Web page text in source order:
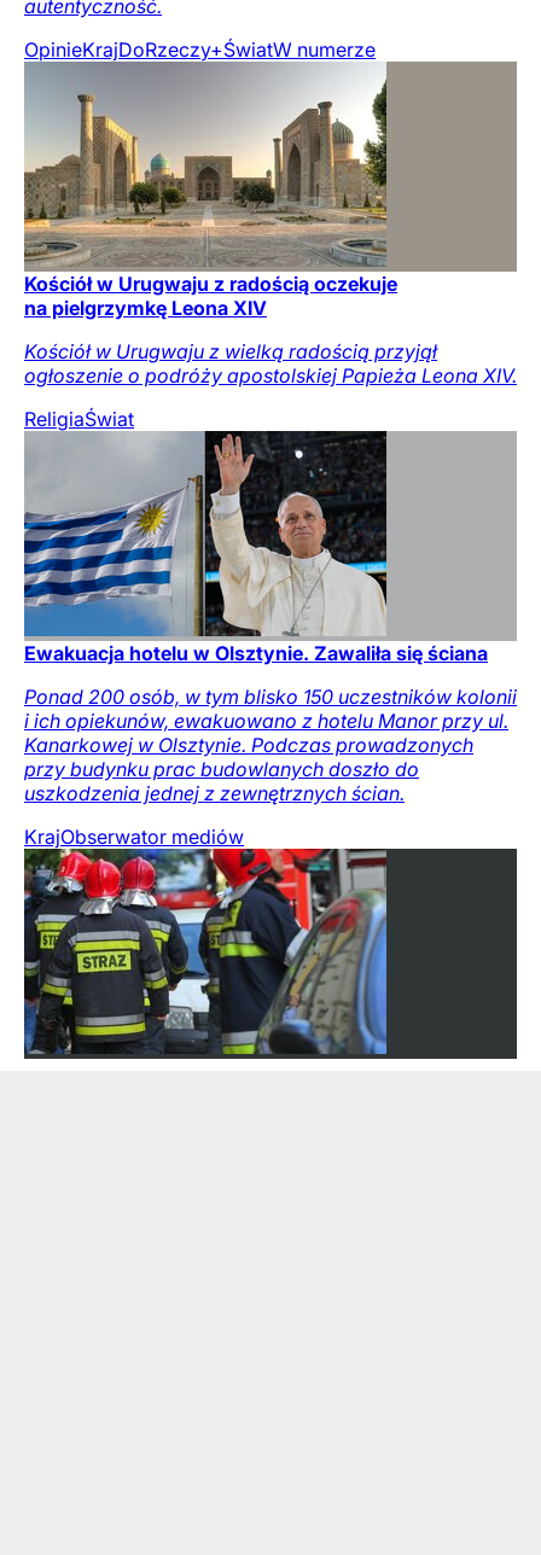
autentyczność.
OpinieKrajDoRzeczy+ŚwiatW numerze
Kościół w Urugwaju z radością oczekuje
na pielgrzymkę Leona XIV
Kościół w Urugwaju z wielką radością przyjął
ogłoszenie o podróży apostolskiej Papieża Leona XIV.
ReligiaŚwiat
Ewakuacja hotelu w Olsztynie. Zawaliła się ściana
Ponad 200 osób, w tym blisko 150 uczestników kolonii
i ich opiekunów, ewakuowano z hotelu Manor przy ul.
Kanarkowej w Olsztynie. Podczas prowadzonych
przy budynku prac budowlanych doszło do
uszkodzenia jednej z zewnętrznych ścian.
KrajObserwator mediów